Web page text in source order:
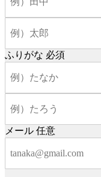
ふりがな 必須
メール 任意